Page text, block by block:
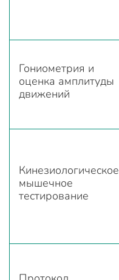
Гониометрия и
оценка амплитуды
движений
Кинезиологическое
мышечное
тестирование